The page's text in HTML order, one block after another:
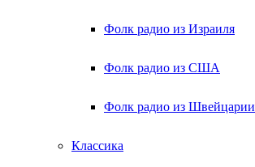
Фолк радио из Израиля
Фолк радио из США
Фолк радио из Швейцарии
Классика